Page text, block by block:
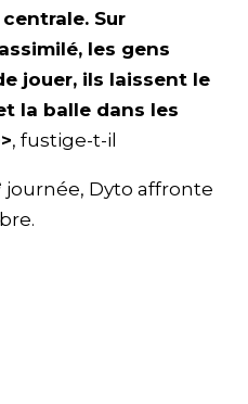
Sur
les gens
jouer, ils laissent le
la balle dans les
, fustige-t-il
journée, Dyto affronte